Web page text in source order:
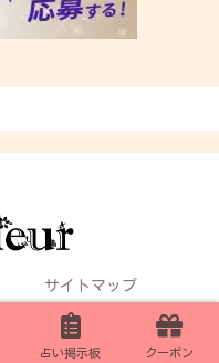
サイトマップ
サイト：占い口コミならLily
すめサイト
占い掲示板 クーポン